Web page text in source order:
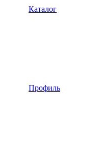
Каталог
Профиль